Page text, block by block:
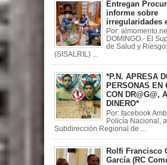
Entregan
informe sobre
irregularidades
Por:
DOMINGO.- El
de Salud y
(SISALRIL) ...
*P.N. APRESA
PERSONAS EN
CON DR@G@,
DINERO*
Por: facebook
Policía Nacional,
Subdirección Regional de ...
Rolfi Francisco
García (RC